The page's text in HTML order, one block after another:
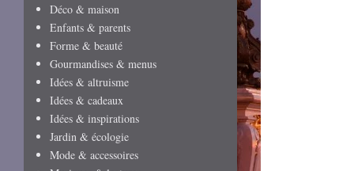
Déco & maison
Enfants & parents
Forme & beauté
Gourmandises & menus
Idées & altruisme
Idées & cadeaux
Idées & inspirations
Jardin & écologie
Mode & accessoires